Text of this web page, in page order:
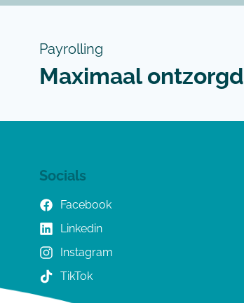
Payrolling
Maximaal ontzorgd
Socials
Facebook
Linkedin
Instagram
TikTok